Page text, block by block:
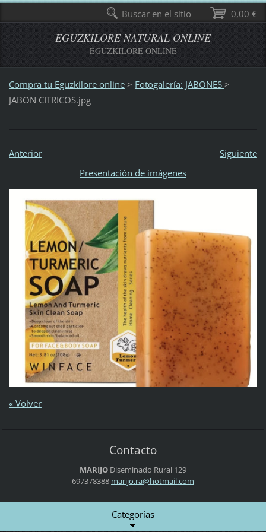
EGUZKILORE NATURAL ONLINE
EGUZKILORE ONLINE
Compra tu Eguzkilore online > Fotogalería: JABONES >
JABON CITRICOS.jpg
Anterior
Siguiente
Presentación de imágenes
« Volver
Contacto
MARIJO Diseminado Rural 129
697378388 marijo.ra@hotmail.com
Categorías
0,00 €
Buscar en el sitio